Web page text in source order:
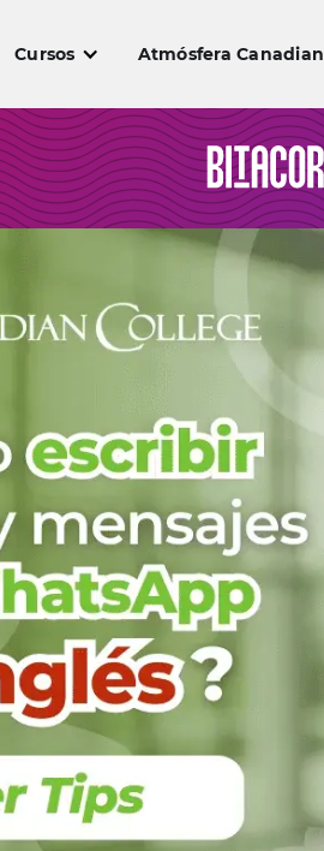
Cursos Atmósfera Canadian